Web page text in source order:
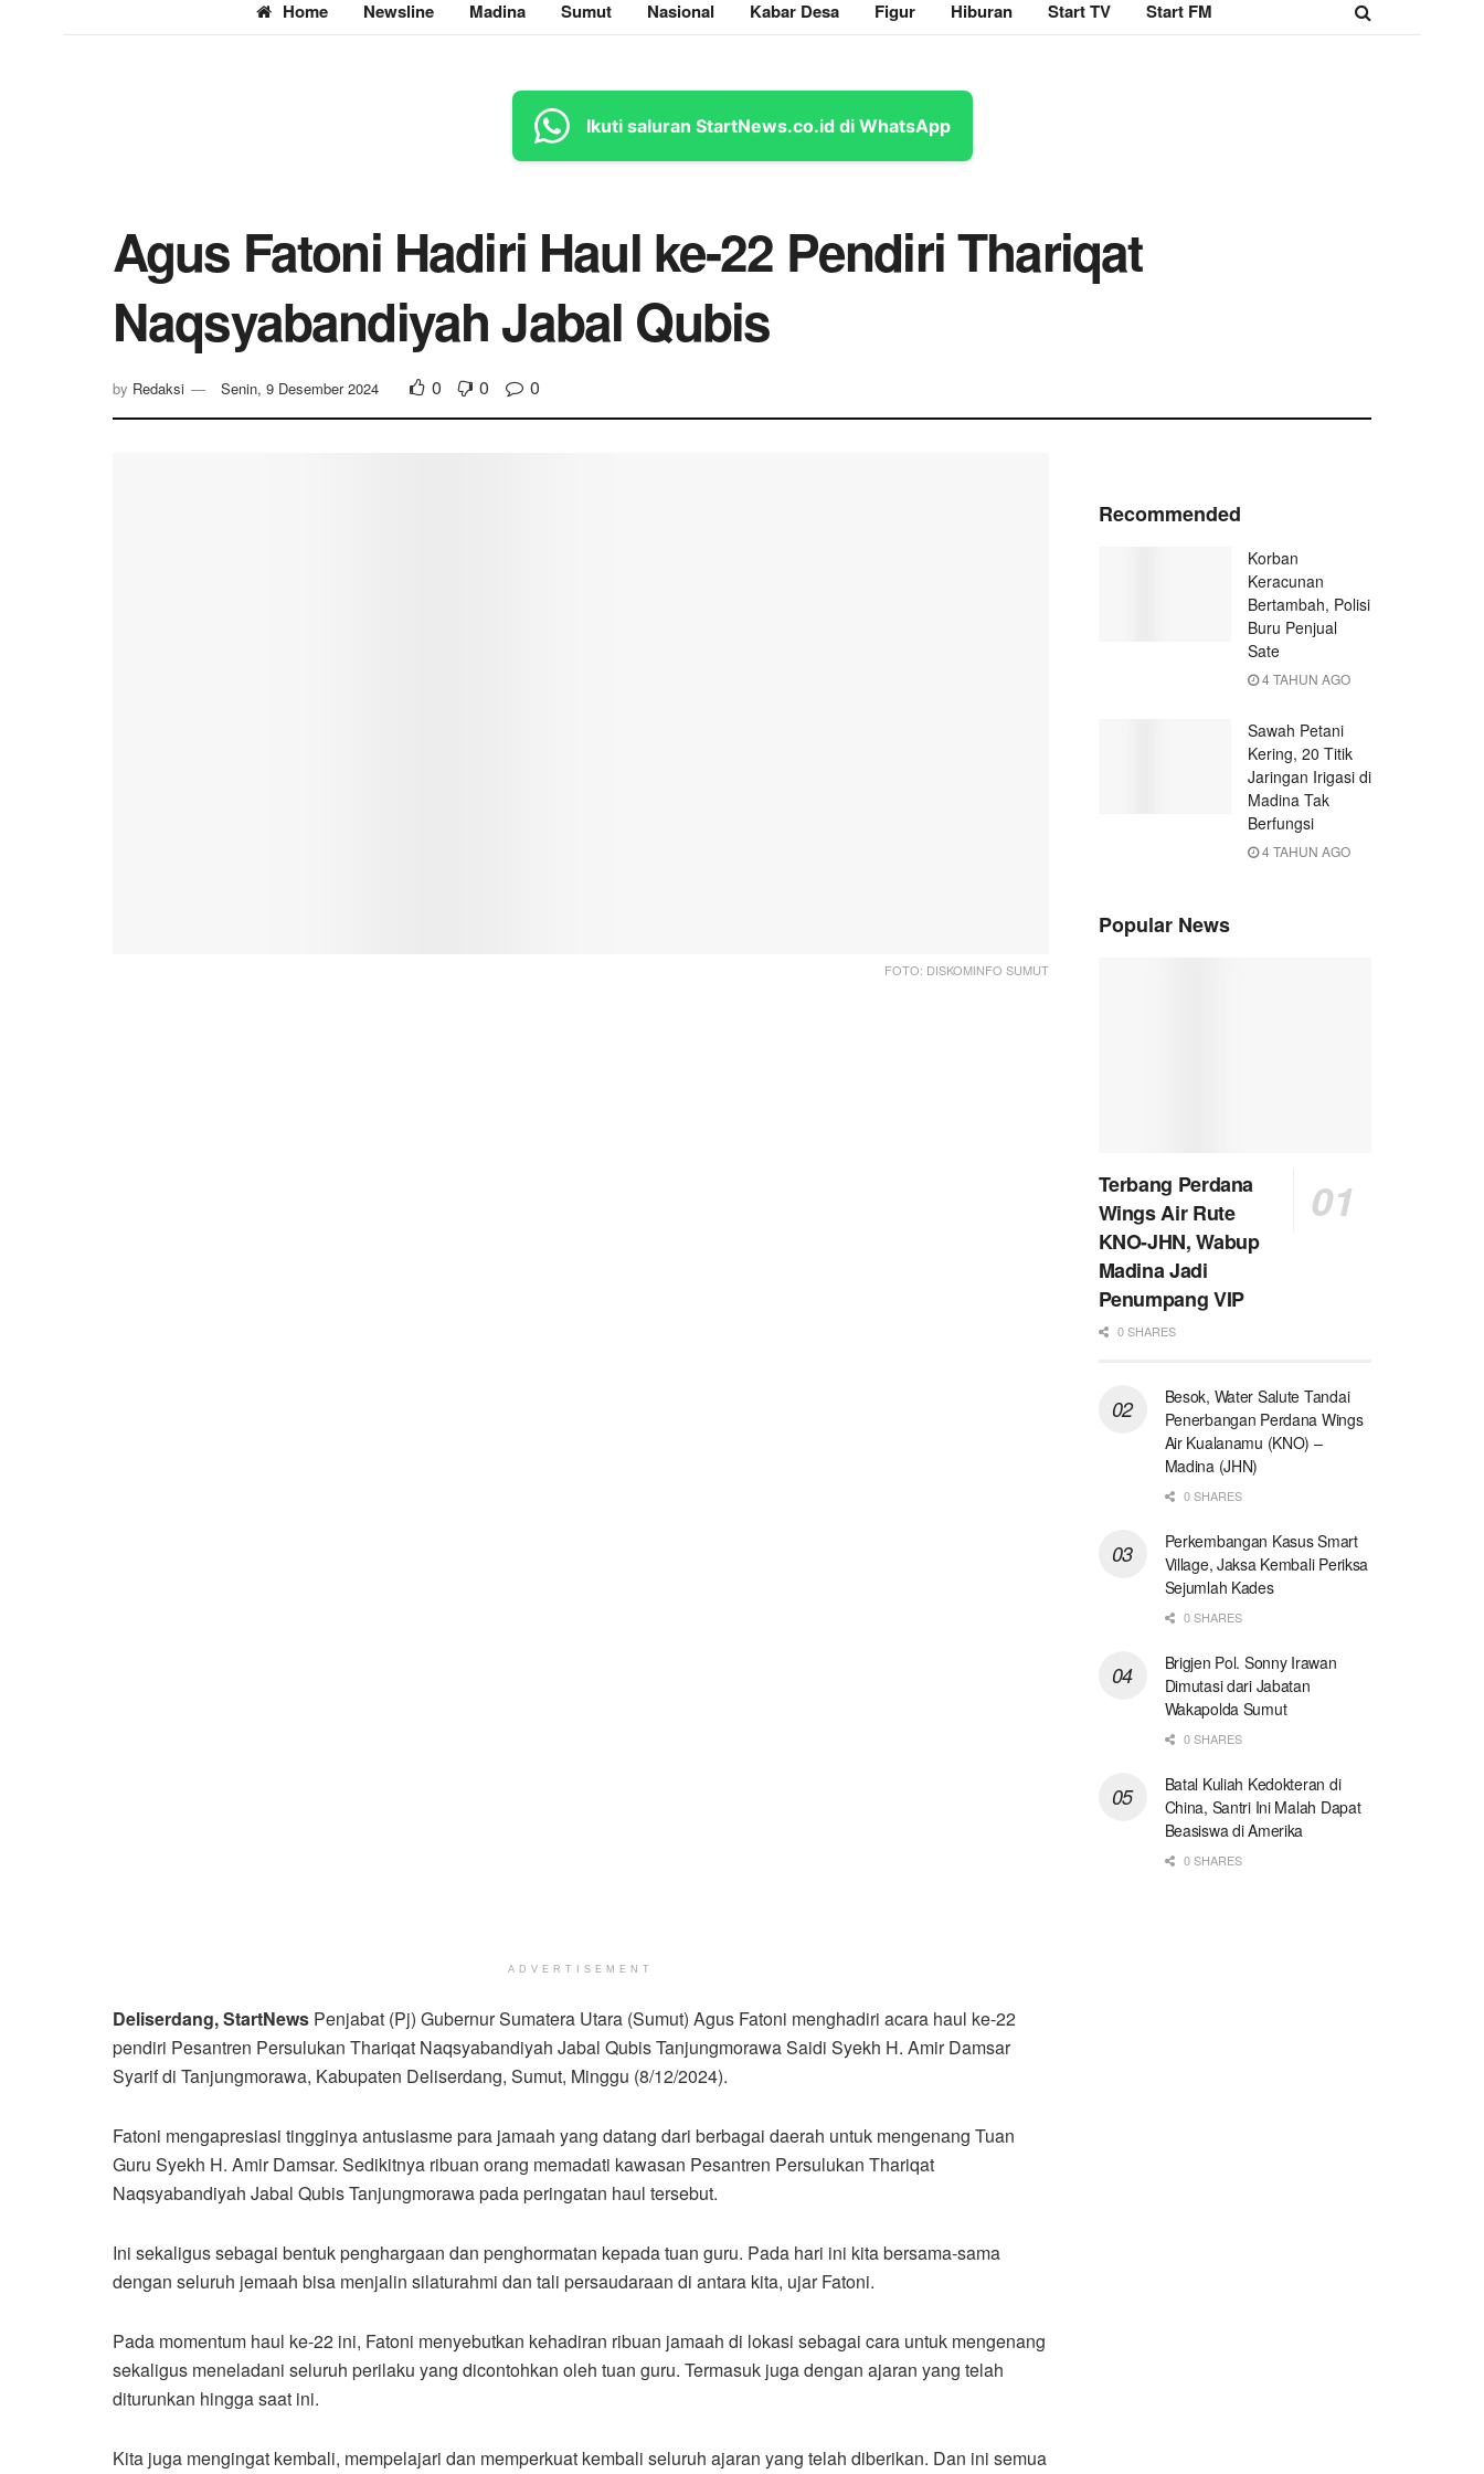
Home Newsline Madina Sumut Nasional Kabar Desa Figur Hiburan Start TV Start FM
Ikuti saluran StartNews.co.id di WhatsApp
Agus Fatoni Hadiri Haul ke-22 Pendiri Thariqat
Naqsyabandiyah Jabal Qubis
by Redaksi Senin, 9 Desember 2024 0 0 0
FOTO: DISKOMINFO SUMUT
ADVERTISEMENT
Deliserdang, StartNews Penjabat (Pj) Gubernur Sumatera Utara (Sumut) Agus Fatoni menghadiri acara haul ke-22
pendiri Pesantren Persulukan Thariqat Naqsyabandiyah Jabal Qubis Tanjungmorawa Saidi Syekh H. Amir Damsar
Syarif di Tanjungmorawa, Kabupaten Deliserdang, Sumut, Minggu (8/12/2024).
Fatoni mengapresiasi tingginya antusiasme para jamaah yang datang dari berbagai daerah untuk mengenang Tuan
Guru Syekh H. Amir Damsar. Sedikitnya ribuan orang memadati kawasan Pesantren Persulukan Thariqat
Naqsyabandiyah Jabal Qubis Tanjungmorawa pada peringatan haul tersebut.
Ini sekaligus sebagai bentuk penghargaan dan penghormatan kepada tuan guru. Pada hari ini kita bersama-sama
dengan seluruh jemaah bisa menjalin silaturahmi dan tali persaudaraan di antara kita, ujar Fatoni.
Pada momentum haul ke-22 ini, Fatoni menyebutkan kehadiran ribuan jamaah di lokasi sebagai cara untuk mengenang
sekaligus meneladani seluruh perilaku yang dicontohkan oleh tuan guru. Termasuk juga dengan ajaran yang telah
diturunkan hingga saat ini.
Kita juga mengingat kembali, mempelajari dan memperkuat kembali seluruh ajaran yang telah diberikan. Dan ini semua
Recommended
Korban
Keracunan
Bertambah, Polisi
Buru Penjual
Sate
4 TAHUN AGO
Sawah Petani
Kering, 20 Titik
Jaringan Irigasi di
Madina Tak
Berfungsi
4 TAHUN AGO
Popular News
Terbang Perdana
Wings Air Rute
KNO-JHN, Wabup
Madina Jadi
Penumpang VIP
0 SHARES
Besok, Water Salute Tandai
Penerbangan Perdana Wings
Air Kualanamu (KNO) –
Madina (JHN)
0 SHARES
Perkembangan Kasus Smart
Village, Jaksa Kembali Periksa
Sejumlah Kades
0 SHARES
Brigjen Pol. Sonny Irawan
Dimutasi dari Jabatan
Wakapolda Sumut
0 SHARES
Batal Kuliah Kedokteran di
China, Santri Ini Malah Dapat
Beasiswa di Amerika
0 SHARES